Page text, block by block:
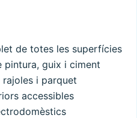
de totes les superfícies
pintura, guix i ciment
i parquet
accessibles